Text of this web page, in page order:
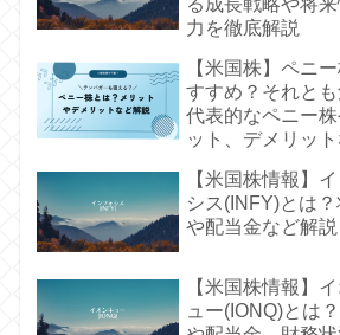
る成長戦略や将
力を徹底解説
【米国株】ペニ
すすめ？それとも
代表的なペニー株
ット、デメリッ
【米国株情報】
シス(INFY)とは
や配当金など解説
【米国株情報】
ュー(IONQ)とは